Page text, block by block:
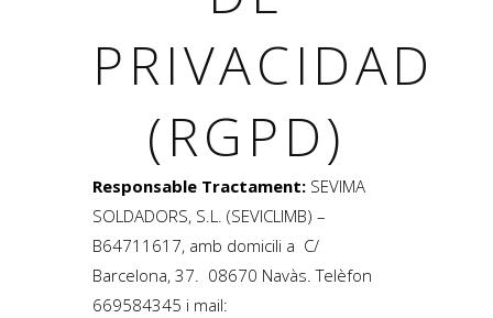
PRIVACIDAD
(RGPD)
Responsable Tractament: SEVIMA
SOLDADORS, S.L. (SEVICLIMB) –
B64711617, amb domicili a C/
Barcelona, 37. 08670 Navàs. Telèfon
669584345 i mail: